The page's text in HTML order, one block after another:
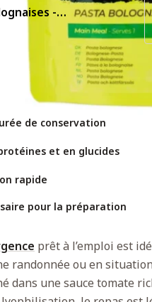
-
de conservation
et en glucides
rapide
pour la préparation
prêt à l’emploi est
randonnée ou en
dans une sauce tomate